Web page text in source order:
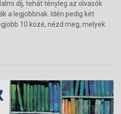
díj, tehát tényleg az olvasók
a legjobbnak. Idén pedig két
10 közé, nézd meg, melyek